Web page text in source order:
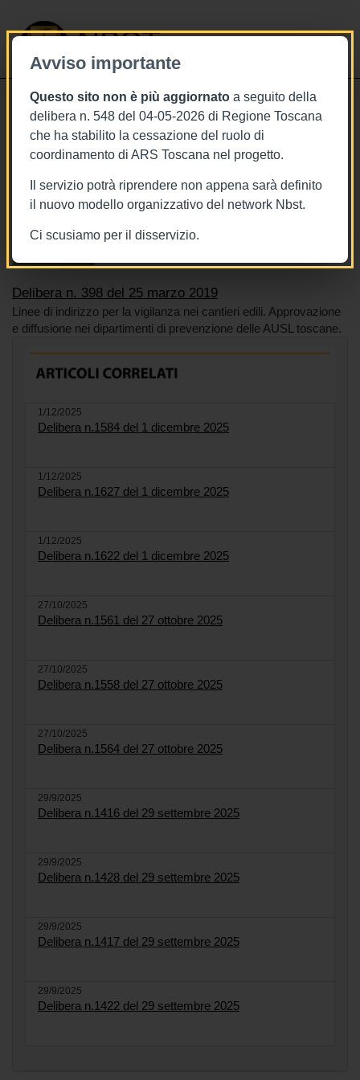
Avviso importante
Questo sito non è più aggiornato a seguito della
delibera n. 548 del 04-05-2026 di Regione Toscana
che ha stabilito la cessazione del ruolo di
coordinamento di ARS Toscana nel progetto.
Il servizio potrà riprendere non appena sarà definito
il nuovo modello organizzativo del network Nbst.
Ci scusiamo per il disservizio.
NBST
25/3/2019
Delibera n. 398 del 25 marzo 2019
Tags Toscana
BURT Bollettino della regione toscana
Sistema sanitario
Delibera n. 398 del 25 marzo 2019
Linee di indirizzo per la vigilanza nei cantieri edili. Approvazione
e diffusione nei dipartimenti di prevenzione delle AUSL toscane.
1/12/2025
Delibera n.1584 del 1 dicembre 2025
1/12/2025
Delibera n.1627 del 1 dicembre 2025
1/12/2025
Delibera n.1622 del 1 dicembre 2025
27/10/2025
Delibera n.1561 del 27 ottobre 2025
27/10/2025
Delibera n.1558 del 27 ottobre 2025
27/10/2025
Delibera n.1564 del 27 ottobre 2025
29/9/2025
Delibera n.1416 del 29 settembre 2025
29/9/2025
Delibera n.1428 del 29 settembre 2025
29/9/2025
Delibera n.1417 del 29 settembre 2025
29/9/2025
Delibera n.1422 del 29 settembre 2025